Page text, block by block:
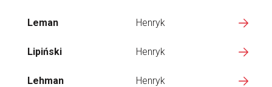
Leman Henryk
Lipiński Henryk
Lehman Henryk